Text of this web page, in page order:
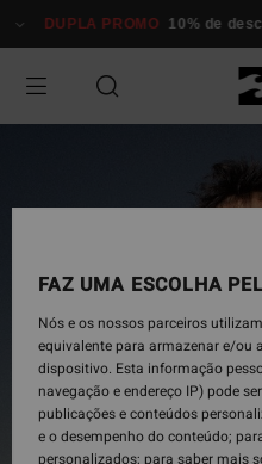
para
informação
produto
DUPLA PROMO 10% de
FAZ UMA ESCOLHA
Nós e os nossos parceiros
equivalente para armazenar e/ou
dispositivo. Esta informação
navegação e endereço IP) pode
publicações e conteúdos
e o desempenho do conteúdo;
personalizados; para saber mais